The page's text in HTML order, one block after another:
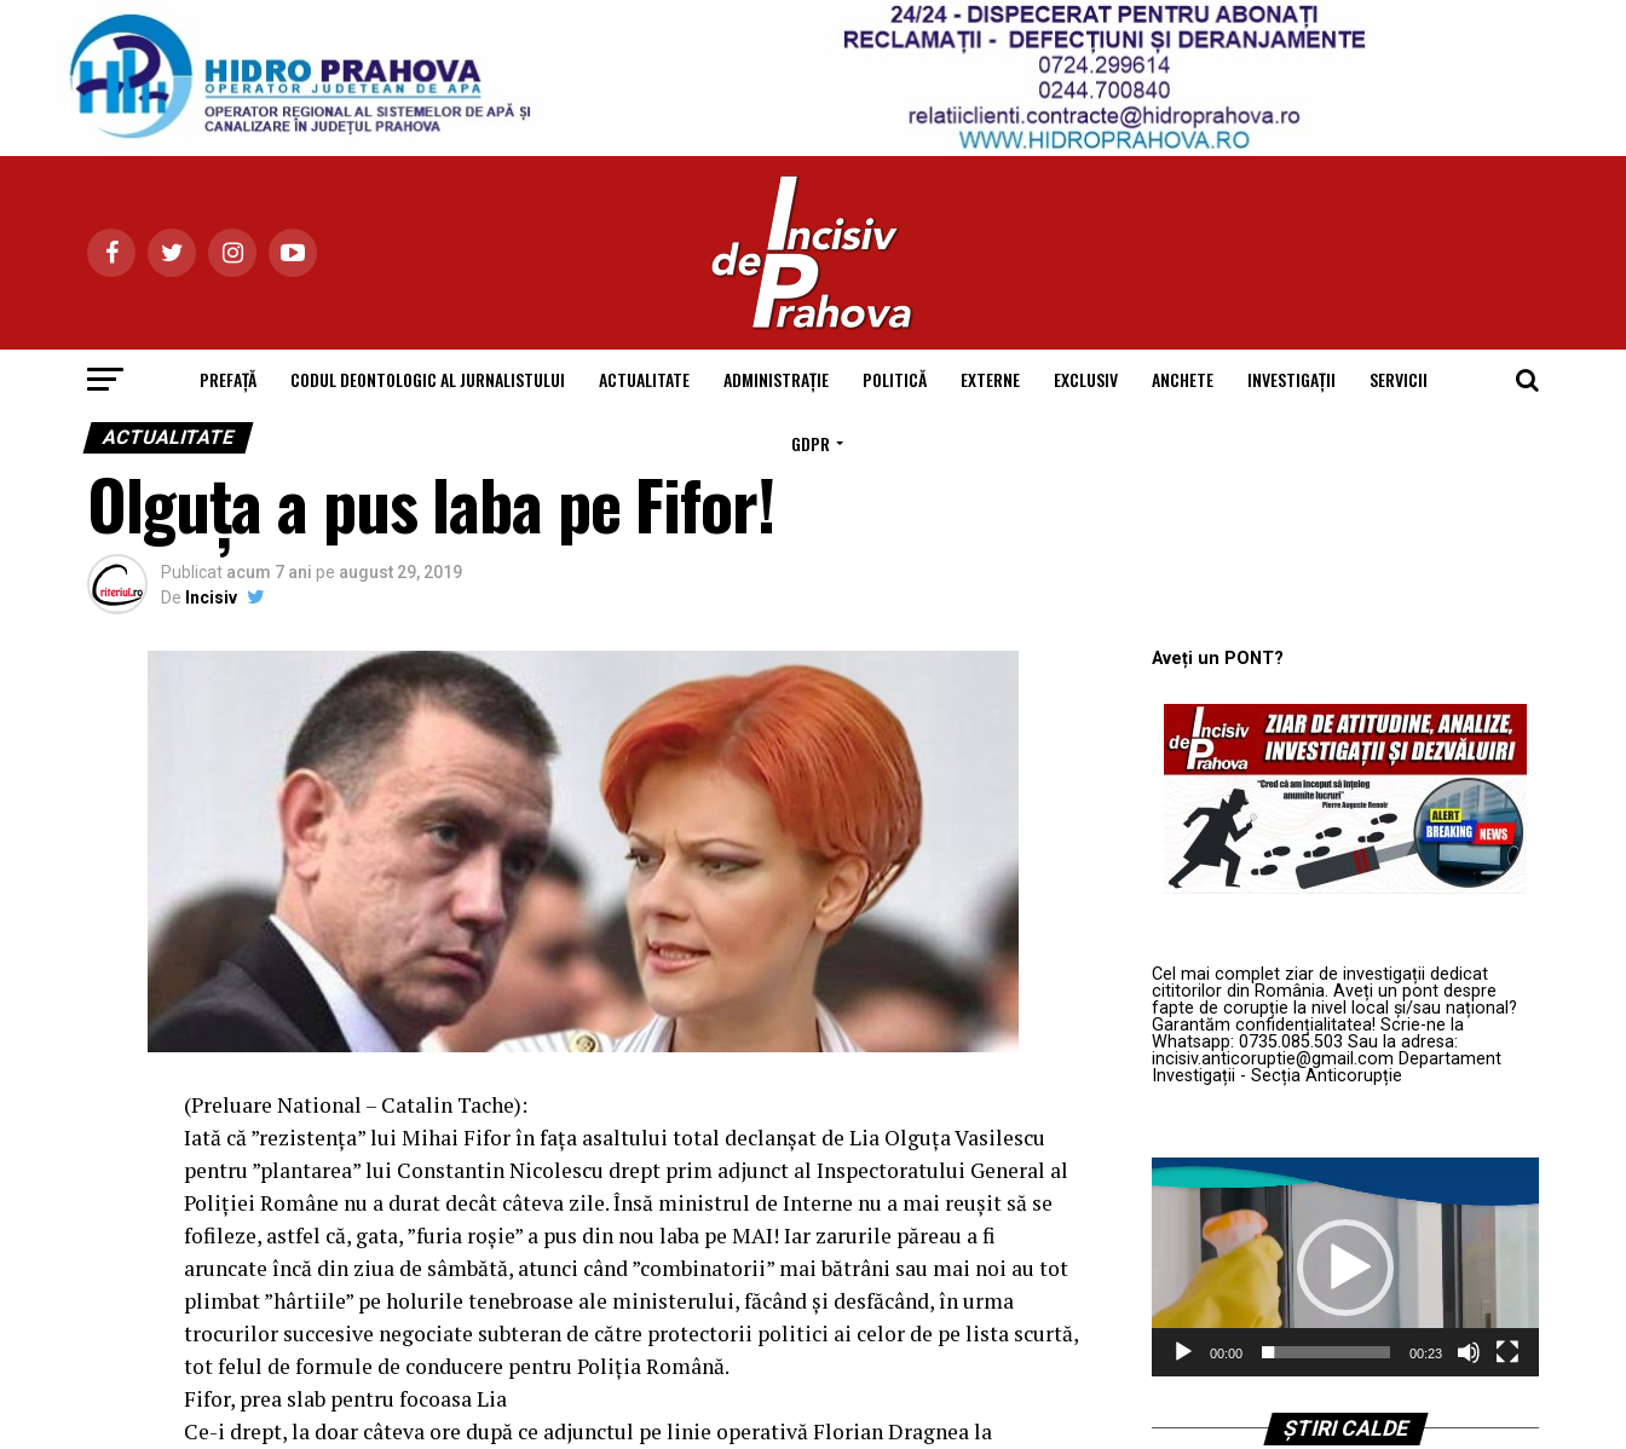
PREFAȚĂ CODUL DEONTOLOGIC AL JURNALISTULUI ACTUALITATE ADMINISTRAȚIE POLITICĂ EXTERNE EXCLUSIV ANCHETE INVESTIGAȚII SERVICII
GDPR
ACTUALITATE
Olguța a pus laba pe Fifor!
Publicat acum 7 ani pe august 29, 2019
De Incisiv
(Preluare National – Catalin Tache):
Iată că ”rezistența” lui Mihai Fifor în fața asaltului total declanșat de Lia Olguța Vasilescu
pentru ”plantarea” lui Constantin Nicolescu drept prim adjunct al Inspectoratului General al
Poliției Române nu a durat decât câteva zile. Însă ministrul de Interne nu a mai reușit să se
fofileze, astfel că, gata, ”furia roșie” a pus din nou laba pe MAI! Iar zarurile păreau a fi
aruncate încă din ziua de sâmbătă, atunci când ”combinatorii” mai bătrâni sau mai noi au tot
plimbat ”hârtiile” pe holurile tenebroase ale ministerului, făcând și desfăcând, în urma
trocurilor succesive negociate subteran de către protectorii politici ai celor de pe lista scurtă,
tot felul de formule de conducere pentru Poliția Română.
Fifor, prea slab pentru focoasa Lia
Ce-i drept, la doar câteva ore după ce adjunctul pe linie operativă Florian Dragnea la
Aveți un PONT?
Cel mai complet ziar de investigații dedicat
cititorilor din România. Aveți un pont despre
fapte de corupție la nivel local și/sau național?
Garantăm confidențialitatea! Scrie-ne la
Whatsapp: 0735.085.503 Sau la adresa:
incisiv.anticoruptie@gmail.com Departament
Investigații - Secția Anticorupție
Player
video
00:00 00:23
ȘTIRI CALDE